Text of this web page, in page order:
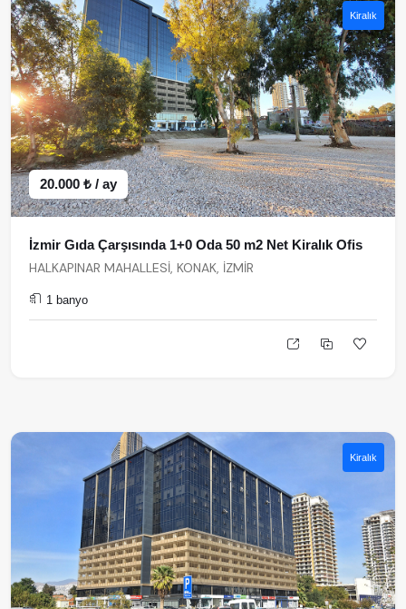
Kiralık
20.000 ₺ / ay
İzmir Gıda Çarşısında 1+0 Oda 50 m2 Net Kiralık Ofis
HALKAPINAR MAHALLESİ, KONAK, İZMİR
1 banyo
Kiralık